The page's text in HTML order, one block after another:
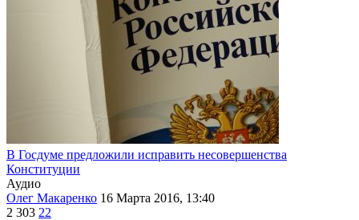
В Госдуме предложили исправить несовершенства
Конституции
Аудио
Олег Макаренко 16 Марта 2016, 13:40
2 303 22